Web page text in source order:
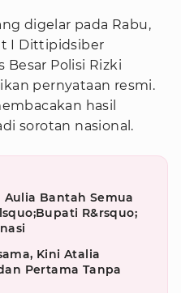
digelar pada Rabu,
I Dittipidsiber
Besar Polisi Rizki
pernyataan resmi.
hasil
sorotan nasional.
Bantah Semua
R&rsquo;
Kini Atalia
Pertama Tanpa